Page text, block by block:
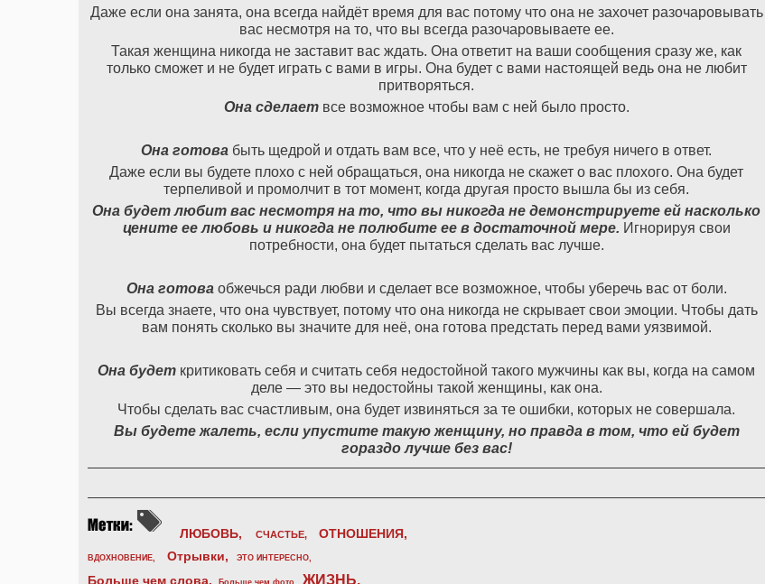
Даже если она занята, она всегда найдёт время для вас потому что она не захочет разочаровывать
вас несмотря на то, что вы всегда разочаровываете ее.
Такая женщина никогда не заставит вас ждать. Она ответит на ваши сообщения сразу же, как
только сможет и не будет играть с вами в игры. Она будет с вами настоящей ведь она не любит
притворяться.
Она сделаетвсе возможное чтобы вам с ней было просто.
Она готова быть щедрой и отдать вам все, что у неё есть, не требуя ничего в ответ.
Даже если вы будете плохо с ней обращаться, она никогда не скажет о вас плохого. Она будет
терпеливой и промолчит в тот момент, когда другая просто вышла бы из себя.
Она будет любит вас несмотря на то, что вы никогда не демонстрируете ей насколько
цените ее любовь и никогда не полюбите ее в достаточной мере. Игнорируя свои
потребности, она будет пытаться сделать вас лучше.
Она готоваобжечься ради любви и сделает все возможное, чтобы уберечь вас от боли.
Вы всегда знаете, что она чувствует, потому что она никогда не скрывает свои эмоции. Чтобы дать
вам понять сколько вы значите для неё, она готова предстать перед вами уязвимой.
Она будет критиковать себя и считать себя недостойной такого мужчины как вы, когда на самом
деле — это вы недостойны такой женщины, как она.
Чтобы сделать вас счастливым, она будет извиняться за те ошибки, которых не совершала.
Вы будете жалеть, если упустите такую женщину, но правда в том, что ей будет
гораздо лучше без вас!
ЛЮБОВЬ, СЧАСТЬЕ, ОТНОШЕНИЯ,
ВДОХНОВЕНИЕ, Отрывки, ЭТО ИНТЕРЕСНО,
Больше чем слова, Больше чем фото, ЖИЗНЬ.